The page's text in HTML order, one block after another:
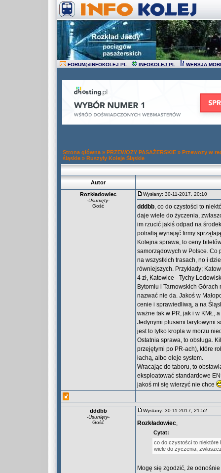
FORUM@INFOKOLEJ.PL INFOKOLEJ.PL WERSJA
Strona główna » PRZEWOZY PASAŻERSKIE » Przewozy w
śląskie » Ruszyły Koleje Śląskie
Autor
Rozkładowiec
-Usunięty-
Gość
Wysłany: 30-11-2017, 20:10
dddbb, co do czystości to
daje wiele do życzenia,
im rzucić jakiś odpad na
potrafią wynająć firmy
Kolejna sprawa, to ceny
samorządowych w Polsce. Co
na wszystkich trasach, no i
równiejszych. Przykłady;
4 zł, Katowice - Tychy
Bytomiu i Tarnowskich
nazwać nie da. Jakoś w
cenie i sprawiedliwą, a na
ważne tak w PR, jak i w KMŁ,
Jedynymi plusami taryfowymi
jest to tylko kropla w morzu
Ostatnia sprawa, to obsługa.
przejętymi po PR-ach), które
łachą, albo oleje system.
Wracając do taboru, to
eksploatować standardowe
jakoś mi się wierzyć nie chce
dddbb
-Usunięty-
Gość
Wysłany: 30-11-2017, 21:52
Rozkładowiec,
Cytat:
co do czystości to niektóre
wiele do życzenia,
Mogę się zgodzić, że